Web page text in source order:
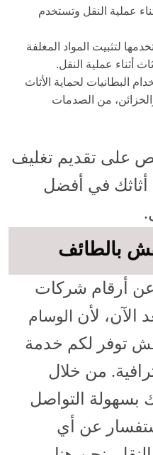
عملية النقل وتستخدم
لتثبيت المواد المغلفة
أثناء عملية النقل.
البطانيات لحماية الأثاث
والخزائن، من الصدمات
على تقديم تغليف
أثاثك في أفضل
بالطائف
أرقام شركات
الآن، لأن الوسام
توفر لكم خدمة
من خلال
بسهولة التواصل
عن أي